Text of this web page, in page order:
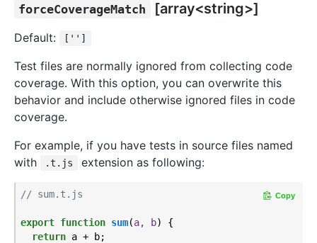
forceCoverageMatch [array<string>]
Default: ['']
Test files are normally ignored from collecting code
coverage. With this option, you can overwrite this
behavior and include otherwise ignored files in code
coverage.
For example, if you have tests in source files named
with
.t.js extension as following:
// sum.t.js
export function sum(a, b) {
return a + b;
Copy